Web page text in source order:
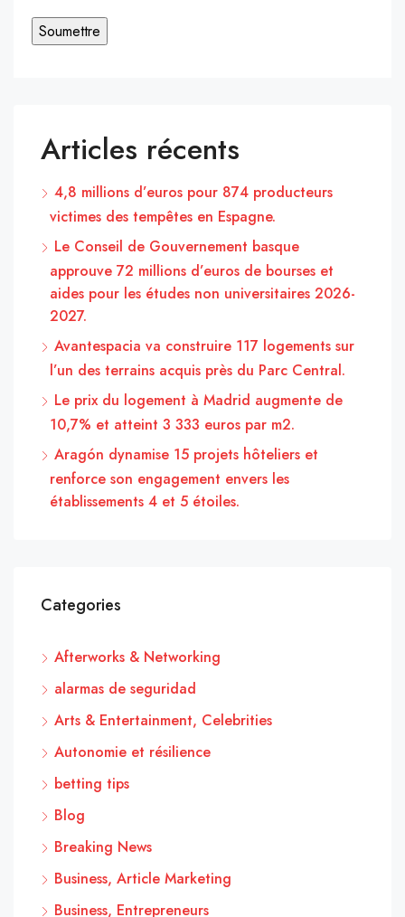
Articles récents
4,8 millions d’euros pour 874 producteurs
victimes des tempêtes en Espagne.
Le Conseil de Gouvernement basque
approuve 72 millions d’euros de bourses et
aides pour les études non universitaires 2026-
2027.
Avantespacia va construire 117 logements sur
l’un des terrains acquis près du Parc Central.
Le prix du logement à Madrid augmente de
10,7% et atteint 3 333 euros par m2.
Aragón dynamise 15 projets hôteliers et
renforce son engagement envers les
établissements 4 et 5 étoiles.
Categories
Afterworks & Networking
alarmas de seguridad
Arts & Entertainment, Celebrities
Autonomie et résilience
betting tips
Blog
Breaking News
Business, Article Marketing
Business, Entrepreneurs